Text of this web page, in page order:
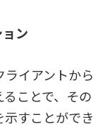
ン
イアントから
ことで、その
すことができ